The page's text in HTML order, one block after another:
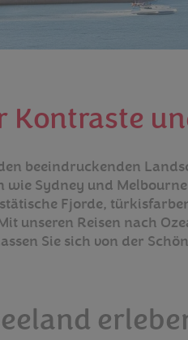
Kontraste
beeindruckenden
Sydney und
Fjorde,
unseren Reisen nach
Sie sich von der